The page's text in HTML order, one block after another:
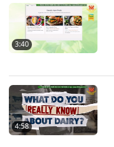
3:40
4:58